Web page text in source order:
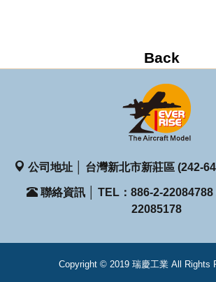
公司地址 │ 台灣新北市新莊區 (242-
聯絡資訊 │ TEL：886-2-22084788
22085178
Copyright © 2019 瑞慶工業 All Rights